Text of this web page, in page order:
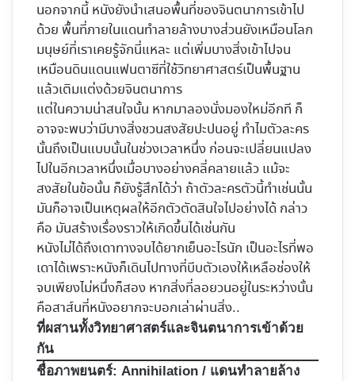
นอกจากนี้ หนังยังนำเสนอพื้นที่ของจินตนาการเข้าไป
ด้วย พื้นที่ภายในแดนทำลายล้างบางส่วนยังเหมือนโลก
มนุษย์ที่เราเคยรู้จักนี่แหละ แต่เพิ่มบางสิ่งเข้าไปจน
เหมือนดินแดนแฟนตาซีที่ใช้วิทยาศาสตร์เป็นพื้นฐาน
แล้วเติมแต่งด้วยจินตนาการ
แต่ในความน่าสนใจนั้น หากมาลองนั่งมองใหม่อีกที ก็
อาจจะพบว่ามีบางสิ่งชวนสงสัยปะปนอยู่ ทำไมตัวละคร
นั้นถึงเป็นแบบนั้นในช่วงเวลาหนึ่ง ก่อนจะเปลี่ยนแปลง
ไปในอีกเวลาหนึ่งเมื่อบางอย่างคลี่คลายแล้ว แม้จะ
สงสัยในข้อนั้น ก็ยังรู้สึกได้ว่า ถ้าตัวละครตัวนี้ทำเช่นนั้น
มันก็อาจเป็นเหตุผลให้อีกตัวตัดสินใจไปอย่างได้ กล่าว
คือ มันสร้างเรื่องราวให้เกิดขึ้นได้เช่นกัน
หนังไม่ได้ถึงเดาทางจบได้ยากเย็นอะไรนัก เป็นอะไรที่พอ
เดาได้เพราะหนังก็เดินไปทางที่บีบตัวเองให้เหลือช่องให้
จบเพียงไม่หนึ่งก็สอง หากสิ่งที่ลอยวนอยู่ในระหว่างนั้น
คือสาส์นที่หนังอยากจะบอกเล่าผ่านสิ่ง..
ที่ผสานทั้งวิทยาศาสตร์และจินตนาการเข้าด้วย
กัน
ชื่อภาพยนตร์: Annihilation / แดนทำลายล้าง